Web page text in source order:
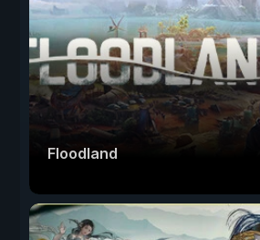
Floodland